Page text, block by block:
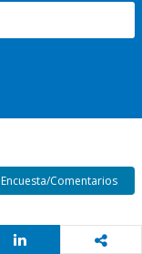
Encuesta/Comentarios